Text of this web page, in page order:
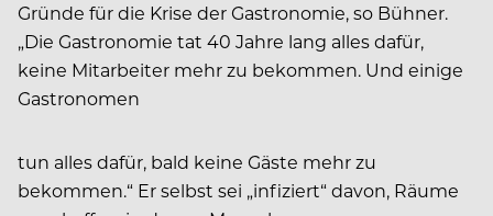
Gründe für die Krise der Gastronomie, so Bühner.
„Die Gastronomie tat 40 Jahre lang alles dafür,
keine Mitarbeiter mehr zu bekommen. Und einige
Gastronomen
tun alles dafür, bald keine Gäste mehr zu
bekommen.“ Er selbst sei „infiziert“ davon, Räume